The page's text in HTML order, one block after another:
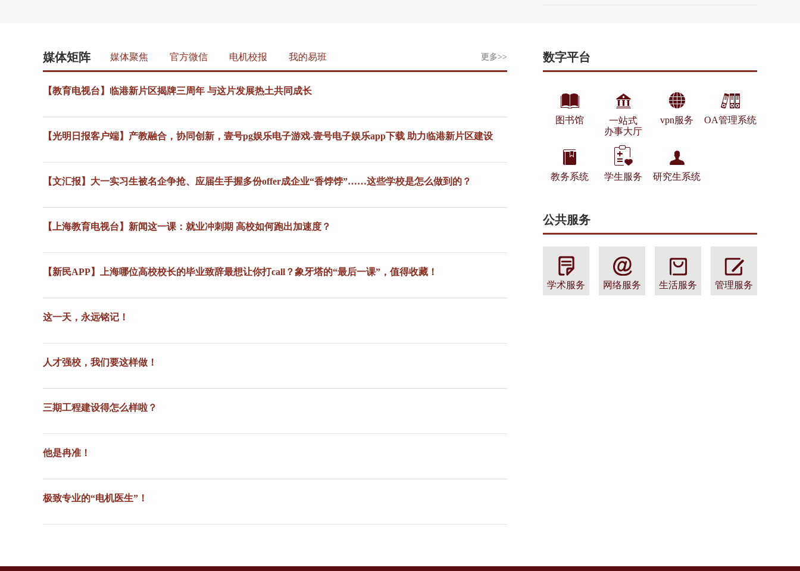
媒体矩阵 媒体聚焦 官方微信 电机校报 我的易班 更多>>
【教育电视台】临港新片区揭牌三周年 与这片发展热土共同成长
【光明日报客户端】产教融合，协同创新，壹号pg娱乐电子游戏-壹号电子娱乐app下载 助力临港新片区建设
【文汇报】大一实习生被名企争抢、应届生手握多份offer成企业“香饽饽”……这些学校是怎么做到的？
【上海教育电视台】新闻这一课：就业冲刺期 高校如何跑出加速度？
【新民APP】上海哪位高校校长的毕业致辞最想让你打call？象牙塔的“最后一课”，值得收藏！
更多>>
这一天，永远铭记！
人才强校，我们要这样做！
三期工程建设得怎么样啦？
他是冉准！
极致专业的“电机医生”！
数字平台
图书馆
一站式
办事大厅
vpn服务 OA管理系统
教务系统 学生服务 研究生系统
公共服务
学术服务 网络服务 生活服务 管理服务